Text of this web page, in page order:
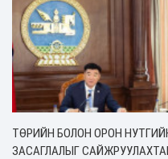
ТӨРИЙН БОЛОН ОРОН
ЗАСАГЛАЛЫГ